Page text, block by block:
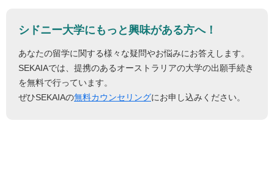
シドニー大学にもっと興味がある方へ！
あなたの留学に関する様々な疑問やお悩みにお答えします。
SEKAIAでは、提携のあるオーストラリアの大学の出願手続き
を無料で行っています。
ぜひSEKAIAの無料カウンセリングにお申し込みください。